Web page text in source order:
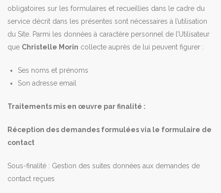
obligatoires sur les formulaires et recueillies dans le cadre du
service décrit dans les présentes sont nécessaires à l’utilisation
du Site. Parmi les données à caractère personnel de l’Utilisateur
que Christelle Morin collecte auprès de lui peuvent figurer :
Ses noms et prénoms
Son adresse email
Traitements mis en œuvre par finalité :
Réception des demandes formulées via le formulaire de
contact
Sous-finalité : Gestion des suites données aux demandes de
contact reçues